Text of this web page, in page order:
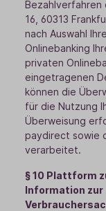
Bezahlverfahren
16, 60313
nach Auswahl
Onlinebanking
privaten
eingetragenen
können die
für die Nutzung
Überweisung
paydirect sowie
verarbeitet.
§ 10 Plattform
Information